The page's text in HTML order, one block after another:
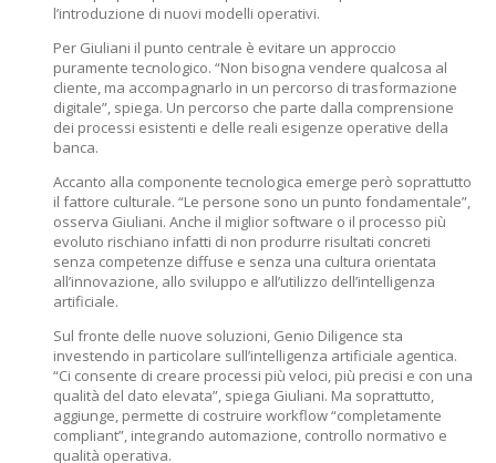
l’introduzione di nuovi modelli operativi.
Per Giuliani il punto centrale è evitare un approccio
puramente tecnologico. “Non bisogna vendere qualcosa al
cliente, ma accompagnarlo in un percorso di trasformazione
digitale”, spiega. Un percorso che parte dalla comprensione
dei processi esistenti e delle reali esigenze operative della
banca.
Accanto alla componente tecnologica emerge però soprattutto
il fattore culturale. “Le persone sono un punto fondamentale”,
osserva Giuliani. Anche il miglior software o il processo più
evoluto rischiano infatti di non produrre risultati concreti
senza competenze diffuse e senza una cultura orientata
all’innovazione, allo sviluppo e all’utilizzo dell’intelligenza
artificiale.
Sul fronte delle nuove soluzioni, Genio Diligence sta
investendo in particolare sull’intelligenza artificiale agentica.
“Ci consente di creare processi più veloci, più precisi e con una
qualità del dato elevata”, spiega Giuliani. Ma soprattutto,
aggiunge, permette di costruire workflow “completamente
compliant”, integrando automazione, controllo normativo e
qualità operativa.